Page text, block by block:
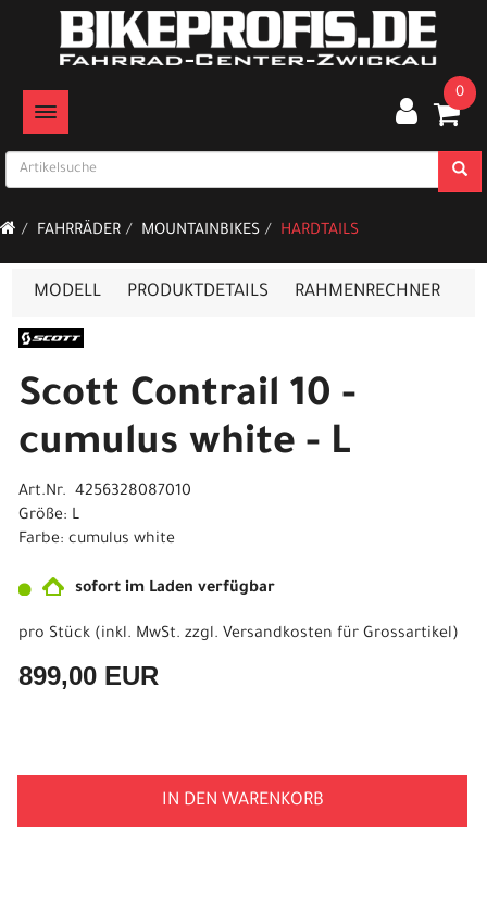
TOGGLE NAVIGATION
0
FAHRRÄDER MOUNTAINBIKES HARDTAILS
MODELL PRODUKTDETAILS RAHMENRECHNER
Scott Contrail 10 -
cumulus white - L
Art.Nr. 4256328087010
Größe: L
Farbe: cumulus white
sofort im Laden verfügbar
pro Stück (inkl. MwSt. zzgl. Versandkosten für Grossartikel)
899,00 EUR
IN DEN WARENKORB